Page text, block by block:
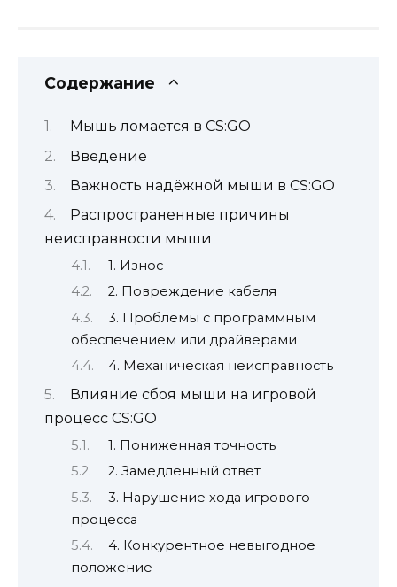
Содержание
Мышь ломается в CS:GO
Введение
Важность надёжной мыши в CS:GO
Распространенные причины
неисправности мыши
1. Износ
2. Повреждение кабеля
3. Проблемы с программным
обеспечением или драйверами
4. Механическая неисправность
Влияние сбоя мыши на игровой
процесс CS:GO
1. Пониженная точность
2. Замедленный ответ
3. Нарушение хода игрового
процесса
4. Конкурентное невыгодное
положение